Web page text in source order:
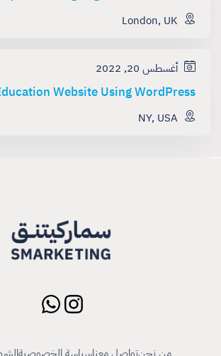
أغسطس 20, 2022
Build Education Website Using WordPress